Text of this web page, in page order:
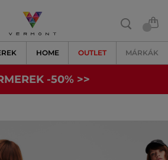
HOME OUTLET MÁRKÁK
-50% >>